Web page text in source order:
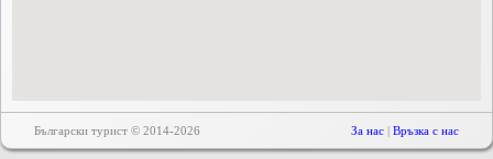
Български турист © 2014-2026 За нас | Връзка с нас